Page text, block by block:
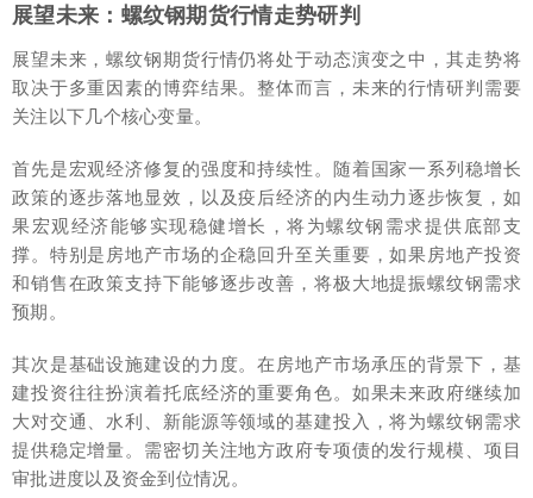
展望未来：螺纹钢期货行情走势研判
展望未来，螺纹钢期货行情仍将处于动态演变之中，其走势将
取决于多重因素的博弈结果。整体而言，未来的行情研判需要
关注以下几个核心变量。
首先是宏观经济修复的强度和持续性。随着国家一系列稳增长
政策的逐步落地显效，以及疫后经济的内生动力逐步恢复，如
果宏观经济能够实现稳健增长，将为螺纹钢需求提供底部支
撑。特别是房地产市场的企稳回升至关重要，如果房地产投资
和销售在政策支持下能够逐步改善，将极大地提振螺纹钢需求
预期。
其次是基础设施建设的力度。在房地产市场承压的背景下，基
建投资往往扮演着托底经济的重要角色。如果未来政府继续加
大对交通、水利、新能源等领域的基建投入，将为螺纹钢需求
提供稳定增量。需密切关注地方政府专项债的发行规模、项目
审批进度以及资金到位情况。